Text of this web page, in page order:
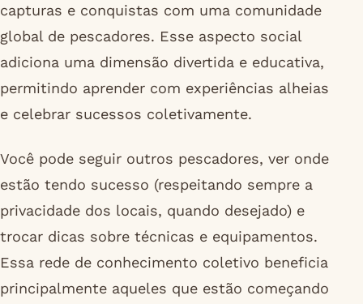
capturas e conquistas com uma comunidade
global de pescadores. Esse aspecto social
adiciona uma dimensão divertida e educativa,
permitindo aprender com experiências alheias
e celebrar sucessos coletivamente.
Você pode seguir outros pescadores, ver onde
estão tendo sucesso (respeitando sempre a
privacidade dos locais, quando desejado) e
trocar dicas sobre técnicas e equipamentos.
Essa rede de conhecimento coletivo beneficia
principalmente aqueles que estão começando